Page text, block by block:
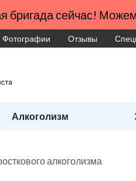
бригада сейчас!
Фотографии Отзывы
Алкоголизм
алкоголизма